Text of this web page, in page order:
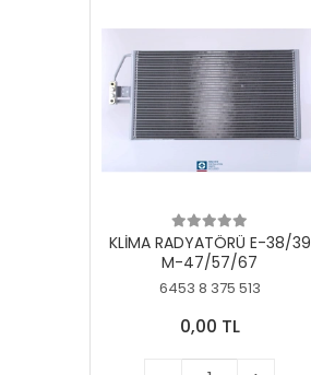
KLİMA RADYATÖRÜ E-38/39
M-47/57/67
6453 8 375 513
0,00 TL